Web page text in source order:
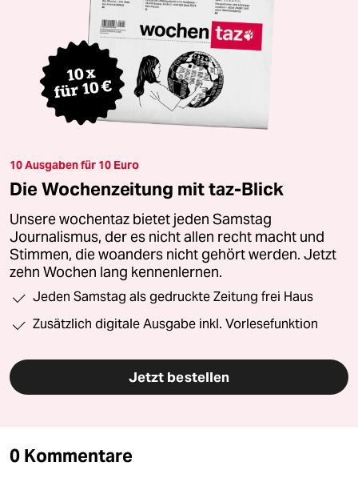
10 Ausgaben für 10 Euro
Die Wochenzeitung mit taz-Blick
Unsere wochentaz bietet jeden Samstag
Journalismus, der es nicht allen recht macht und
Stimmen, die woanders nicht gehört werden. Jetzt
zehn Wochen lang kennenlernen.
Jeden Samstag als gedruckte Zeitung frei Haus
Zusätzlich digitale Ausgabe inkl. Vorlesefunktion
Jetzt bestellen
0 Kommentare